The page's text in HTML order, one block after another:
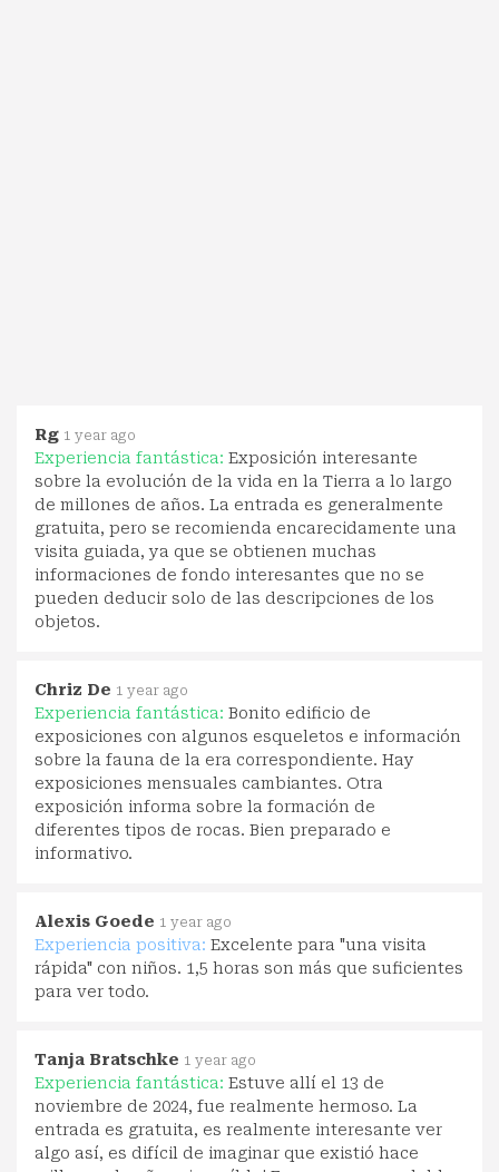
Rg 1 year ago
Experiencia fantástica: Exposición interesante
sobre la evolución de la vida en la Tierra a lo largo
de millones de años. La entrada es generalmente
gratuita, pero se recomienda encarecidamente una
visita guiada, ya que se obtienen muchas
informaciones de fondo interesantes que no se
pueden deducir solo de las descripciones de los
objetos.
Chriz De 1 year ago
Experiencia fantástica: Bonito edificio de
exposiciones con algunos esqueletos e información
sobre la fauna de la era correspondiente. Hay
exposiciones mensuales cambiantes. Otra
exposición informa sobre la formación de
diferentes tipos de rocas. Bien preparado e
informativo.
Alexis Goede 1 year ago
Experiencia positiva: Excelente para "una visita
rápida" con niños. 1,5 horas son más que suficientes
para ver todo.
Tanja Bratschke 1 year ago
Experiencia fantástica: Estuve allí el 13 de
noviembre de 2024, fue realmente hermoso. La
entrada es gratuita, es realmente interesante ver
algo así, es difícil de imaginar que existió hace